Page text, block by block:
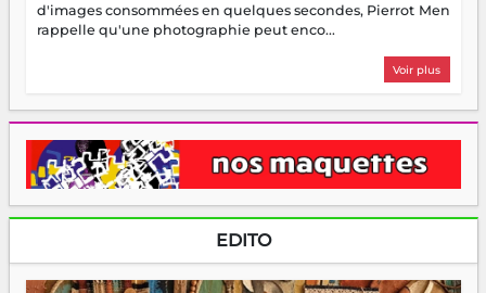
d'images consommées en quelques secondes, Pierrot Men
rappelle qu'une photographie peut enco...
Voir plus
EDITO